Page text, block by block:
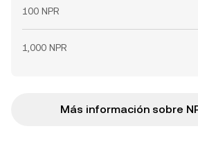
100 NPR
1,000 NPR
Más información sobre